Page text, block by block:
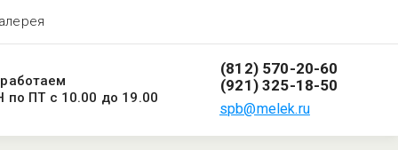
по ПТ с 10.00 до 19.00
(812) 570-20-60
(921) 325-18-50
spb@melek.ru